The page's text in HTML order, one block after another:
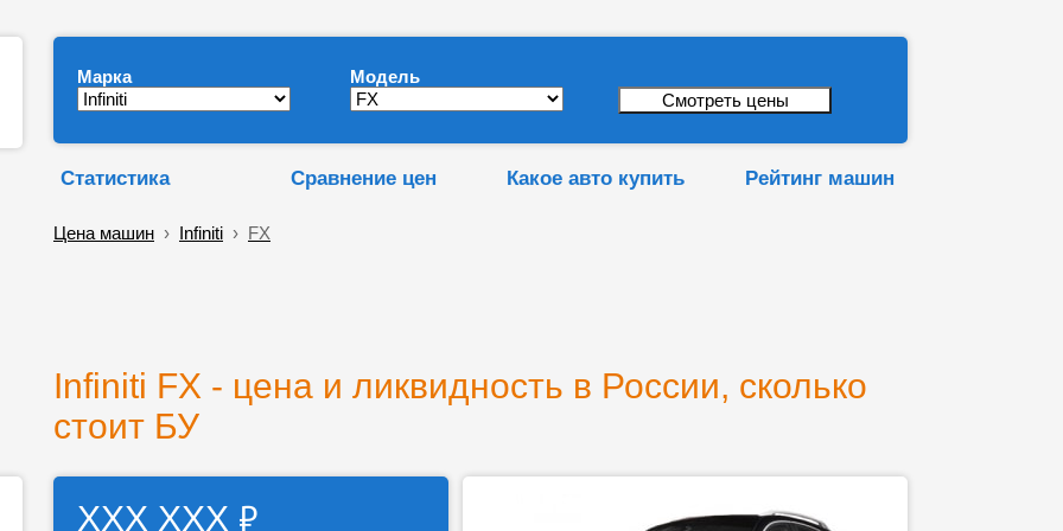
Марка Модель
Статистика Сравнение цен Какое авто купить Рейтинг машин
Цена машин › Infiniti › FX
Infiniti FX - цена и ликвидность в России, сколько
стоит БУ
ХХХ ХХХ ₽